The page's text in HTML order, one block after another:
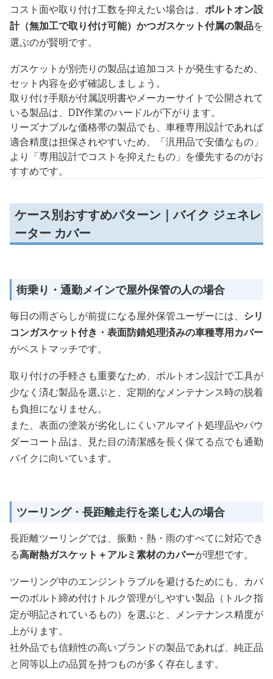
コスト面や取り付け工数を抑えたい場合は、 ボルトオン設
計（無加工で取り付け可能）かつガスケット付属の製品を
選ぶのが賢明です。
ガスケットが別売りの製品は追加コストが発生するため、
セット内容を必ず確認しましょう。
取り付け手順が付属説明書やメーカーサイトで公開されて
いる製品は、DIY作業のハードルが下がります。
リーズナブルな価格帯の製品でも、車種専用設計であれば
適合精度は担保されやすいため、「汎用品で安価なもの」
より「専用設計でコストを抑えたもの」を優先するのがお
すすめです。
ケース別おすすめパターン｜バイク ジェネレ
ーター カバー
街乗り・通勤メインで屋外保管の人の場合
毎日の雨ざらしが前提になる屋外保管ユーザーには、 シリ
コンガスケット付き・表面防錆処理済みの車種専用カバー
がベストマッチです。
取り付けの手軽さも重要なため、ボルトオン設計で工具が
少なく済む製品を選ぶと、定期的なメンテナンス時の脱着
も負担になりません。
また、表面の塗装が劣化しにくいアルマイト処理品やパウ
ダーコート品は、見た目の清潔感を長く保てる点でも通勤
バイクに向いています。
ツーリング・長距離走行を楽しむ人の場合
長距離ツーリングでは、振動・熱・雨のすべてに対応でき
る高耐熱ガスケット＋アルミ素材のカバーが理想です。
ツーリング中のエンジントラブルを避けるためにも、カバ
ーのボルト締め付けトルク管理がしやすい製品（トルク指
定が明記されているもの）を選ぶと、メンテナンス精度が
上がります。
社外品でも信頼性の高いブランドの製品であれば、純正品
と同等以上の品質を持つものが多く存在します。